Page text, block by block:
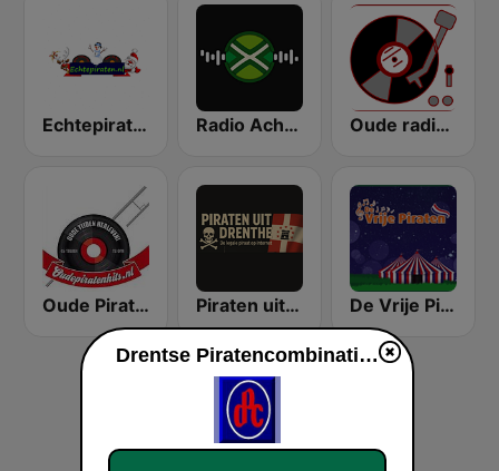
Echtepiraten Radio Achterhoek Oude radio Piraten
Oude Piratenhits Piraten uit Drenthe De Vrije Piraten
Drentse Piratencombinatie live luisteren